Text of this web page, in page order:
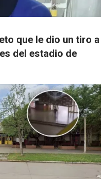
que le dio un tiro a
del estadio de